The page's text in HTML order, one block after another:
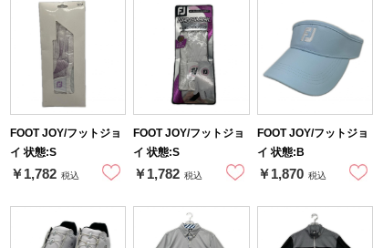
FOOT JOY/フットジョ
イ 状態:S
￥1,782 税込
FOOT JOY/フットジョ
イ 状態:S
￥1,782 税込
FOOT JOY/フットジョ
イ 状態:B
￥1,870 税込